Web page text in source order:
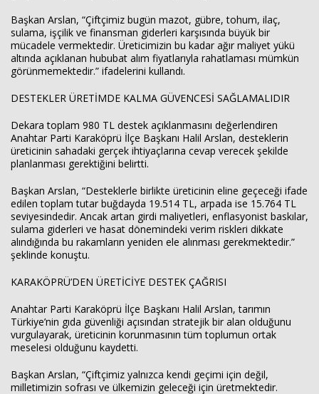
Başkan Arslan, “Çiftçimiz bugün mazot, gübre, tohum, ilaç,
sulama, işçilik ve finansman giderleri karşısında büyük bir
mücadele vermektedir. Üreticimizin bu kadar ağır maliyet yükü
altında açıklanan hububat alım fiyatlarıyla rahatlaması mümkün
görünmemektedir.” ifadelerini kullandı.
DESTEKLER ÜRETİMDE KALMA GÜVENCESİ SAĞLAMALIDIR
Dekara toplam 980 TL destek açıklanmasını değerlendiren
Anahtar Parti Karaköprü İlçe Başkanı Halil Arslan, desteklerin
üreticinin sahadaki gerçek ihtiyaçlarına cevap verecek şekilde
planlanması gerektiğini belirtti.
Başkan Arslan, “Desteklerle birlikte üreticinin eline geçeceği ifade
edilen toplam tutar buğdayda 19.514 TL, arpada ise 15.764 TL
seviyesindedir. Ancak artan girdi maliyetleri, enflasyonist baskılar,
sulama giderleri ve hasat dönemindeki verim riskleri dikkate
alındığında bu rakamların yeniden ele alınması gerekmektedir.”
şeklinde konuştu.
KARAKÖPRÜ’DEN ÜRETİCİYE DESTEK ÇAĞRISI
Anahtar Parti Karaköprü İlçe Başkanı Halil Arslan, tarımın
Türkiye’nin gıda güvenliği açısından stratejik bir alan olduğunu
vurgulayarak, üreticinin korunmasının tüm toplumun ortak
meselesi olduğunu kaydetti.
Başkan Arslan, “Çiftçimiz yalnızca kendi geçimi için değil,
milletimizin sofrası ve ülkemizin geleceği için üretmektedir.